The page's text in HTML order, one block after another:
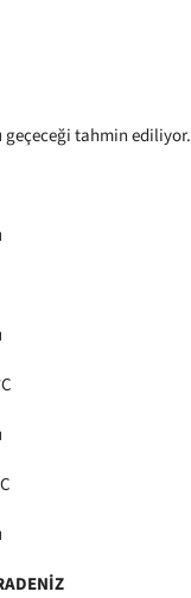
geçeceği tahmin ediliyor.